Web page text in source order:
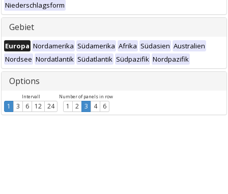
Niederschlagsform
Gebiet
Europa Nordamerika Südamerika Afrika Südasien Australien
Nordsee Nordatlantik Südatlantik Südpazifik Nordpazifik
Options
Intervall
1 3 6 12 24
Number of panels in row
1 2 3 4 6